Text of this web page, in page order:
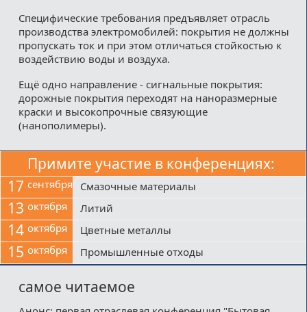
Специфические требования предъявляет отрасль
производства электромобилей: покрытия не должны
пропускать ток и при этом отличаться стойкостью к
воздействию воды и воздуха.
Ещё одно направление - сигнальные покрытия:
дорожные покрытия переходят на наноразмерные
краски и высокопрочные связующие
(нанополимеры).
Примите участие в конференциях:
17 сентября Смазочные материалы
13 октября Литий
14 октября Цветные металлы
15 октября Промышленные отходы
самое читаемое